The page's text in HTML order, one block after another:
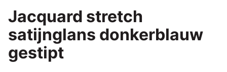
Jacquard stretch
satijnglans donkerblauw
gestipt